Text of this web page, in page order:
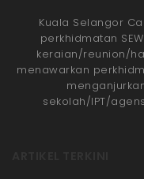
Kuala Selangor
perkhidmatan
keraian/reunion/
menawarkan
menganjurkan
sekolah/IPT/